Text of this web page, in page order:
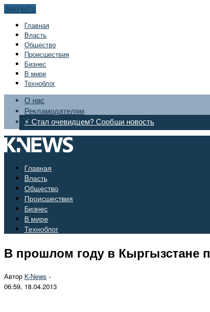
ЗАКРЫТЬ
Главная
Bласть
Общество
Происшествия
Бизнес
В мире
Техноблог
О нас
Рекламодателям
⚡ Стал очевидцем? Сообщи новость
Главная
Bласть
Общество
Происшествия
Бизнес
В мире
Техноблог
В прошлом году в Кыргызстане
Автор K-News -
06:59, 18.04.2013